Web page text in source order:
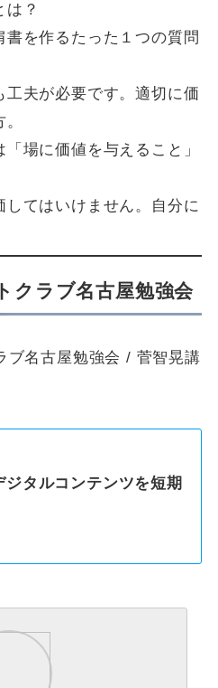
は？
書を作るたった１つの質問
工夫が必要です。適切に価
場に価値を与えること」
してはいけません。自分に
クラブ名古屋勉強会
ブ名古屋勉強会 / 菅智晃講
タルコンテンツを短期